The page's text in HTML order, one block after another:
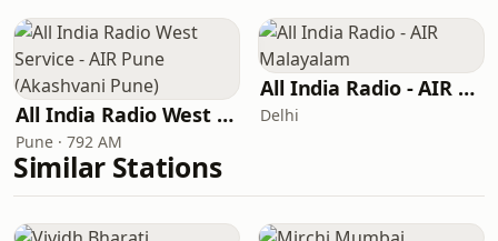
All India Radio West Service - AIR Pune (Akashvani Pune)
Pune · 792 AM
All India Radio - AIR Malayalam
Delhi
Similar Stations